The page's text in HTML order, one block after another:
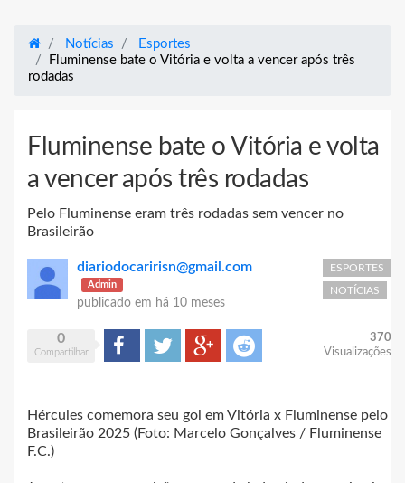
Notícias
Esportes
Fluminense bate o Vitória e volta a vencer após três
rodadas
Fluminense bate o Vitória e volta
a vencer após três rodadas
Pelo Fluminense eram três rodadas sem vencer no
Brasileirão
diariodocaririsn@gmail.com
Admin
publicado em há 10 meses
ESPORTES
NOTÍCIAS
0
Compartilhar
Compartilhar
Tweet Google+ Reddit
370
Visualizações
Hércules comemora seu gol em Vitória x Fluminense pelo
Brasileirão 2025 (Foto: Marcelo Gonçalves / Fluminense
F.C.)